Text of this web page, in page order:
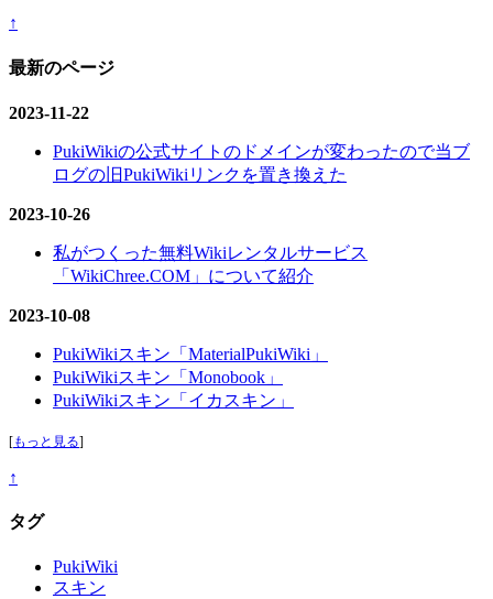
↑
最新のページ
2023-11-22
PukiWikiの公式サイトのドメインが変わったので当ブ
ログの旧PukiWikiリンクを置き換えた
2023-10-26
私がつくった無料Wikiレンタルサービス
「WikiChree.COM」について紹介
2023-10-08
PukiWikiスキン「MaterialPukiWiki」
PukiWikiスキン「Monobook」
PukiWikiスキン「イカスキン」
[もっと見る]
↑
タグ
PukiWiki
スキン